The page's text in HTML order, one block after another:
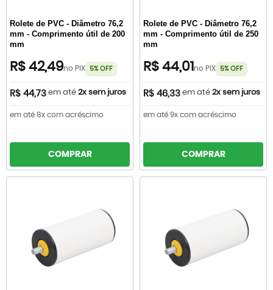
Rolete de PVC - Diâmetro 76,2
mm - Comprimento útil de 200
mm
R$ 42,49no PIX 5% OFF
R$ 44,73 em até 2x sem juros
em até 8x com acréscimo
COMPRAR
Rolete de PVC - Diâmetro 76,2
mm - Comprimento útil de 250
mm
R$ 44,01 no PIX 5% OFF
R$ 46,33 em até 2x sem juros
em até 9x com acréscimo
COMPRAR